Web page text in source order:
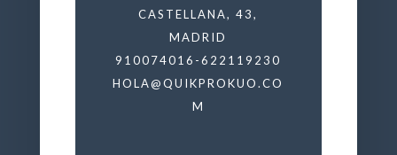
CASTELLANA, 43,
MADRID
910074016-622119230
HOLA@QUIKPROKUO.CO
M